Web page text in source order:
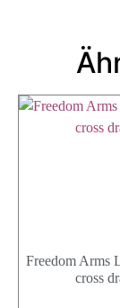
Freedom Arms
cross